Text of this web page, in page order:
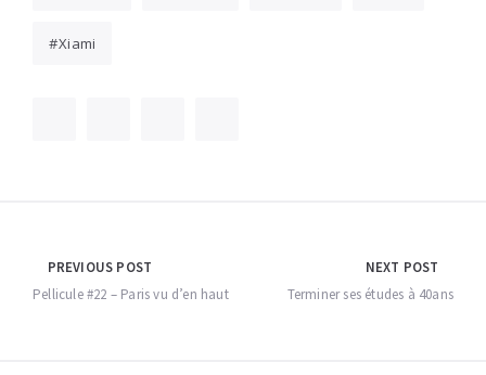
Xiami
Navigation
de
PREVIOUS POST
Pellicule #22 – Paris vu d’en haut
NEXT POST
Terminer ses études à 40ans